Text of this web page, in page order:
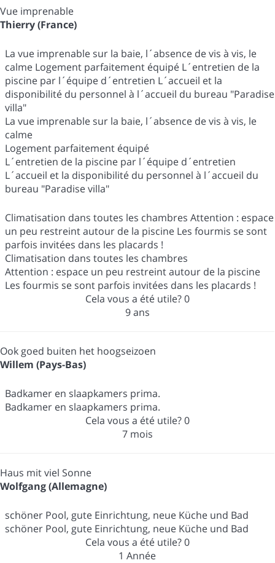
Vue imprenable
Thierry (France)
La vue imprenable sur la baie, l´absence de vis à vis, le
calme Logement parfaitement équipé L´entretien de la
piscine par l´équipe d´entretien L´accueil et la
disponibilité du personnel à l´accueil du bureau "Paradise
villa"
La vue imprenable sur la baie, l´absence de vis à vis, le
calme
Logement parfaitement équipé
L´entretien de la piscine par l´équipe d´entretien
L´accueil et la disponibilité du personnel à l´accueil du
bureau "Paradise villa"
Climatisation dans toutes les chambres Attention : espace
un peu restreint autour de la piscine Les fourmis se sont
parfois invitées dans les placards !
Climatisation dans toutes les chambres
Attention : espace un peu restreint autour de la piscine
Les fourmis se sont parfois invitées dans les placards !
Cela vous a été utile?0
9 ans
Ook goed buiten het hoogseizoen
Willem (Pays-Bas)
Badkamer en slaapkamers prima.
Badkamer en slaapkamers prima.
Cela vous a été utile?0
7 mois
Haus mit viel Sonne
Wolfgang (Allemagne)
schöner Pool, gute Einrichtung, neue Küche und Bad
schöner Pool, gute Einrichtung, neue Küche und Bad
Cela vous a été utile?0
1 Année